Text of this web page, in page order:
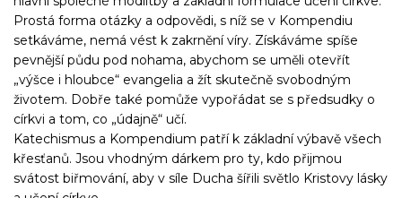
Prostá forma otázky a odpovědi, s níž se v Kompendiu
setkáváme, nemá vést k zakrnění víry. Získáváme spíše
pevnější půdu pod nohama, abychom se uměli otevřít
„výšce i hloubce“ evangelia a žít skutečně svobodným
životem. Dobře také pomůže vypořádat se s předsudky o
církvi a tom, co „údajně“ učí.
Katechismus a Kompendium patří k základní výbavě všech
křesťanů. Jsou vhodným dárkem pro ty, kdo přijmou
svátost biřmování, aby v síle Ducha šířili světlo Kristovy lásky